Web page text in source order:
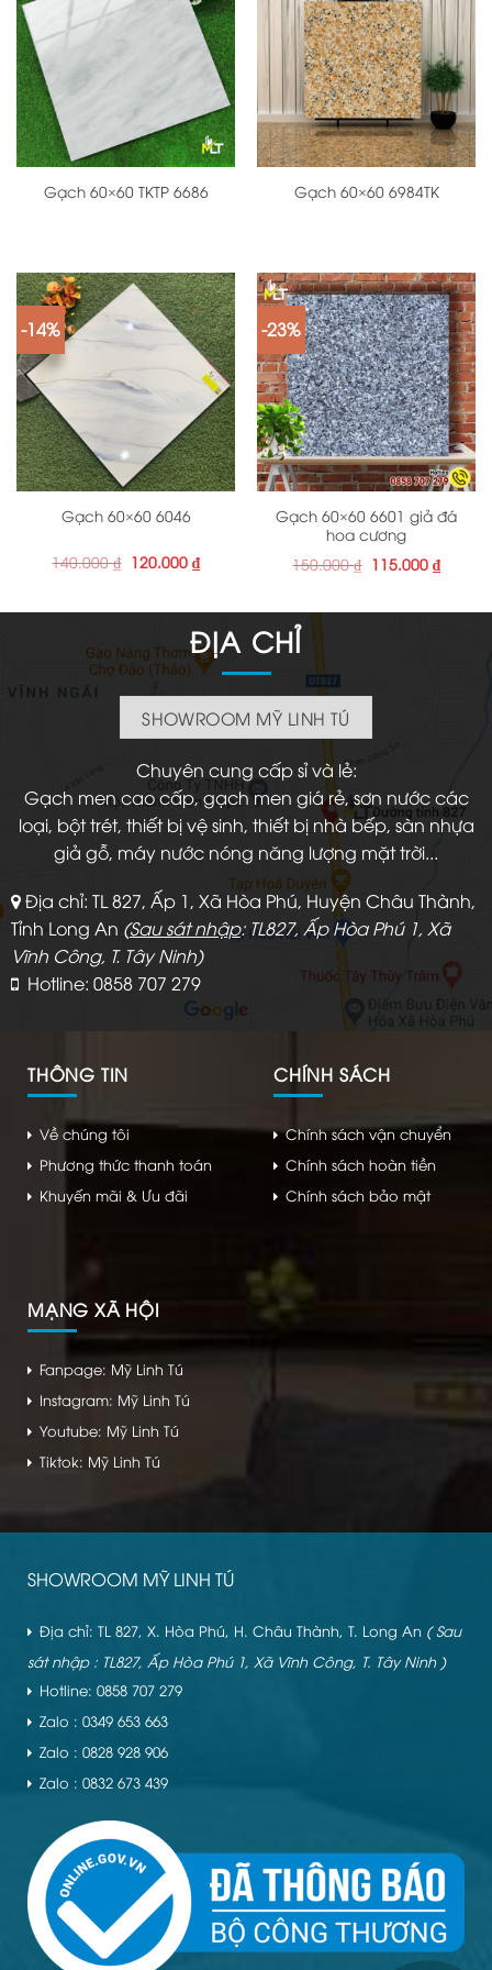
Gạch 60×60 TKTP 6686 Gạch 60×60 6984TK
-14%
Gạch 60×60 6046
140.000₫ Giá
gốc
120.000 ₫Giá
hiện
120.000 ₫.
-23%
Gạch 60×60 6601 giả đá
hoa cương
150.000₫ Giá
gốc
115.000 ₫Giá
hiện
ĐỊA CHỈ
SHOWROOM MỸ LINH TÚ
Chuyên cung cấp sỉ và lẻ:
Gạch men cao cấp, gạch men giá rẻ, sơn nước các
loại, bột trét, thiết bị vệ sinh, thiết bị nhà bếp, sàn nhựa
giả gỗ, máy nước nóng năng lượng mặt trời...
Địa chỉ: TL 827, Ấp 1, Xã Hòa Phú, Huyện Châu Thành,
Tỉnh Long An (Sau sát nhập: TL827, Ấp Hòa Phú 1, Xã
Vĩnh Công, T. Tây Ninh)
Hotline: 0858 707 279
THÔNG TIN
Về chúng tôi
Phương thức thanh toán
Khuyến mãi & Ưu đãi
CHÍNH SÁCH
Chính sách vận chuyển
Chính sách hoàn tiền
Chính sách bảo mật
MẠNG XÃ HỘI
Fanpage: Mỹ Linh Tú
Instagram: Mỹ Linh Tú
Youtube: Mỹ Linh Tú
Tiktok: Mỹ Linh Tú
SHOWROOM MỸ LINH TÚ
Địa chỉ: TL 827, X. Hòa Phú, H. Châu Thành, T. Long An ( Sau
sát nhập : TL827, Ấp Hòa Phú 1, Xã Vĩnh Công, T. Tây Ninh )
Hotline: 0858 707 279
Zalo : 0349 653 663
Zalo : 0828 928 906
Zalo : 0832 673 439